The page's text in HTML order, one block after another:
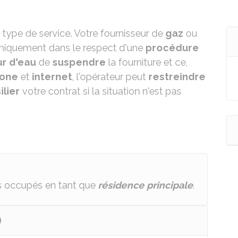
de service. Votre fournisseur de gaz ou
dans le respect d'une procédure
d'eau de suspendre la fourniture et ce,
et internet, l'opérateur peut restreindre
votre contrat si la situation n'est pas
occupés en tant que résidence principale.